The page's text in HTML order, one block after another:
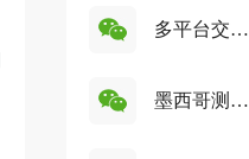
多平台交流
墨西哥测评